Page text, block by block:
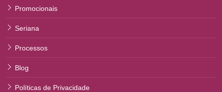
Promocionais
Seriana
Processos
Blog
Políticas de Privacidade